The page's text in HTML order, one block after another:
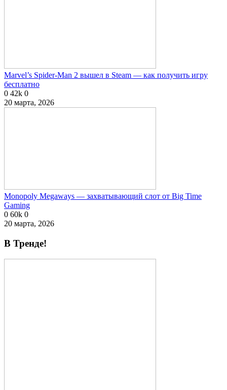
Marvel’s Spider-Man 2 вышел в Steam — как получить игру
бесплатно
0 42k 0
20 марта, 2026
Monopoly Megaways — захватывающий слот от Big Time
Gaming
0 60k 0
20 марта, 2026
В Тренде!